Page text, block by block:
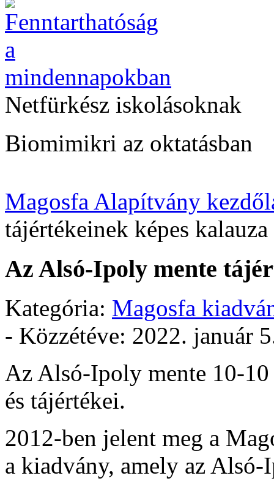
Netfürkész iskolásoknak
Biomimikri az oktatásban
Magosfa Alapítvány
tájértékeinek képes kalauza
Az Alsó-Ipoly mente
Kategória: Magosfa
- Közzétéve: 2022. január
Az Alsó-Ipoly mente 10-10
és tájértékei.
2012-ben jelent meg a
a kiadvány, amely az